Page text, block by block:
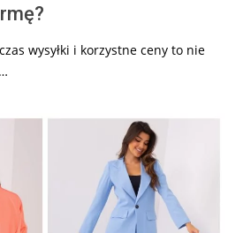
wysyłki i korzystne ceny to nie